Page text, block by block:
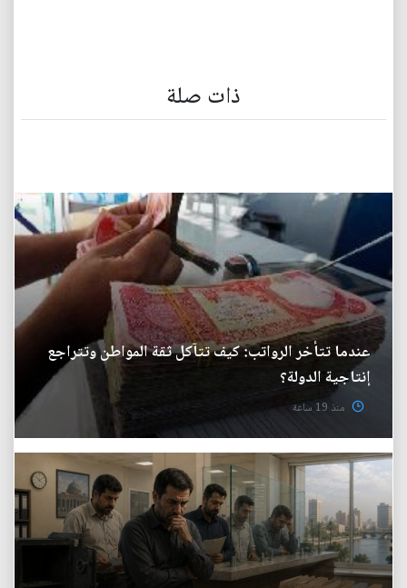
ذات صلة
عندما تتأخر الرواتب: كيف تتآكل ثقة المواطن وتتراجع
إنتاجية الدولة؟
منذ 19 ساعة